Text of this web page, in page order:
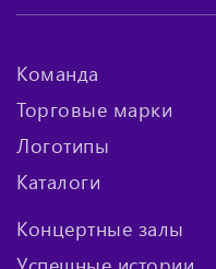
Команда
Торговые марки
Логотипы
Каталоги
Концертные залы